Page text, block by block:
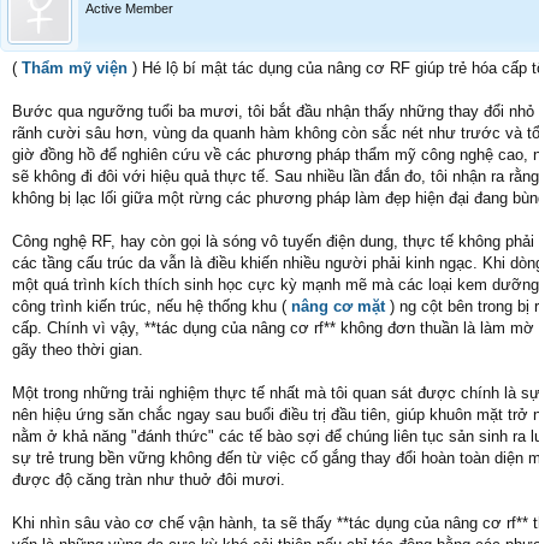
Active Member
( Thẩm mỹ viện ) Hé lộ bí mật tác dụng của nâng cơ RF giúp trẻ hóa cấp
Bước qua ngưỡng tuổi ba mươi, tôi bắt đầu nhận thấy những thay đổi
rãnh cười sâu hơn, vùng da quanh hàm không còn sắc nét như trước và
giờ đồng hồ để nghiên cứu về các phương pháp thẩm mỹ công nghệ
sẽ không đi đôi với hiệu quả thực tế. Sau nhiều lần đắn đo, tôi nhận ra
không bị lạc lối giữa một rừng các phương pháp làm đẹp hiện đại đang
Công nghệ RF, hay còn gọi là sóng vô tuyến điện dung, thực tế không
các tầng cấu trúc da vẫn là điều khiến nhiều người phải kinh ngạc. Khi
một quá trình kích thích sinh học cực kỳ mạnh mẽ mà các loại kem
công trình kiến trúc, nếu hệ thống khu ( nâng cơ mặt) ng cột bên trong bị
cấp. Chính vì vậy, **tác dụng của nâng cơ rf** không đơn thuần là làm
gãy theo thời gian.
Một trong những trải nghiệm thực tế nhất mà tôi quan sát được chính là
nên hiệu ứng săn chắc ngay sau buổi điều trị đầu tiên, giúp khuôn mặt
nằm ở khả năng "đánh thức" các tế bào sợi để chúng liên tục sản sinh
sự trẻ trung bền vững không đến từ việc cố gắng thay đổi hoàn toàn
được độ căng tràn như thuở đôi mươi.
Khi nhìn sâu vào cơ chế vận hành, ta sẽ thấy **tác dụng của nâng cơ